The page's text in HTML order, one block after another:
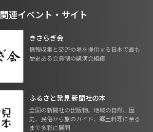
関連イベント・サイト
きさらぎ会
情報収集と交流の場を提供する日本で最も
歴史ある会員制の講演会組織
ふるさと発見 新聞社の本
全国の新聞社の出版物。地域の自然、歴
史、民俗から旅のガイド、郷土料理に至る
まで多彩に展開